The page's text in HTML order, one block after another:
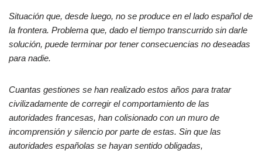
Situación que, desde luego, no se produce en el lado español de
la frontera. Problema que, dado el tiempo transcurrido sin darle
solución, puede terminar por tener consecuencias no deseadas
para nadie.
Cuantas gestiones se han realizado estos años para tratar
civilizadamente de corregir el comportamiento de las
autoridades francesas, han colisionado con un muro de
incomprensión y silencio por parte de estas. Sin que las
autoridades españolas se hayan sentido obligadas,